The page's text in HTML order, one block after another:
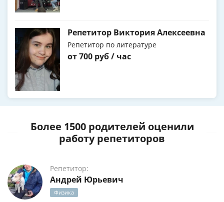
Репетитор Виктория Алексеевна
Репетитор по литературе
от 700 руб / час
Более 1500 родителей оценили
работу репетиторов
Репетитор:
Андрей Юрьевич
Физика